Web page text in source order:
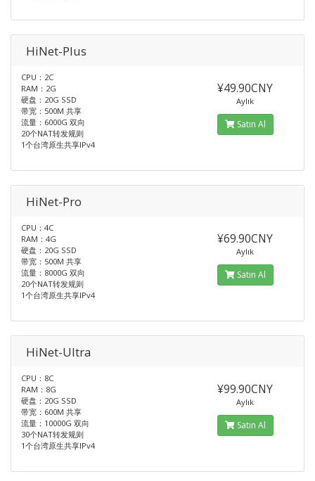
HiNet-Plus
CPU：2C
RAM：2G
硬盘：20G SSD
带宽：500M 共享
流量：6000G 双向
20个NAT转发规则
1个台湾原生共享IPv4
¥49.90CNY
Aylık
Satın Al
HiNet-Pro
CPU：4C
RAM：4G
硬盘：20G SSD
带宽：500M 共享
流量：8000G 双向
20个NAT转发规则
1个台湾原生共享IPv4
¥69.90CNY
Aylık
Satın Al
HiNet-Ultra
CPU：8C
RAM：8G
硬盘：20G SSD
带宽：600M 共享
流量：10000G 双向
30个NAT转发规则
1个台湾原生共享IPv4
¥99.90CNY
Aylık
Satın Al